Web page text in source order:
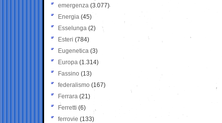
emergenza (3.077)
Energia (45)
Esselunga (2)
Esteri (784)
Eugenetica (3)
Europa (1.314)
Fassino (13)
federalismo (167)
Ferrara (21)
Ferretti (6)
ferrovie (133)